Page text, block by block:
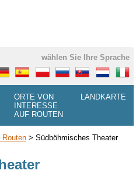
wählen Sie Ihre Sprache
ORTE VON
INTERESSE
AUF ROUTEN
LANDKARTE
Routen> Südböhmisches Theater